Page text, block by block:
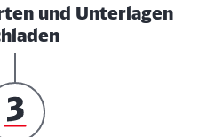
und Unterlagen